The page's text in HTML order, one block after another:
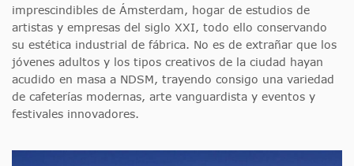
imprescindibles de Ámsterdam, hogar de estudios de
artistas y empresas del siglo XXI, todo ello conservando
su estética industrial de fábrica. No es de extrañar que los
jóvenes adultos y los tipos creativos de la ciudad hayan
acudido en masa a NDSM, trayendo consigo una variedad
de cafeterías modernas, arte vanguardista y eventos y
festivales innovadores.